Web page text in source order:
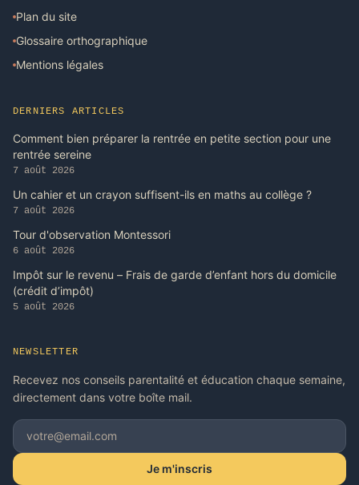
Plan du site
Glossaire orthographique
Mentions légales
DERNIERS ARTICLES
Comment bien préparer la rentrée en petite section pour une
rentrée sereine
7 août 2026
Un cahier et un crayon suffisent-ils en maths au collège ?
7 août 2026
Tour d'observation Montessori
6 août 2026
Impôt sur le revenu – Frais de garde d’enfant hors du domicile
(crédit d’impôt)
5 août 2026
NEWSLETTER
Recevez nos conseils parentalité et éducation chaque semaine,
directement dans votre boîte mail.
Je m'inscris